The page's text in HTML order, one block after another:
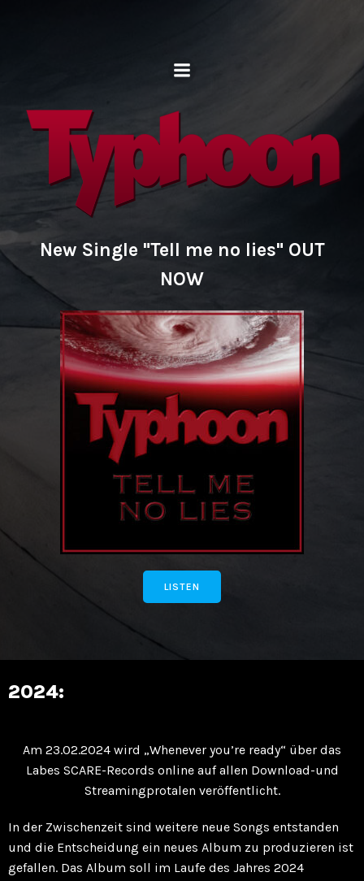
New Single "Tell me no lies" OUT
NOW
LISTEN
2024:
Am 23.02.2024 wird „Whenever you’re ready“ über das
Labes SCARE-Records online auf allen Download-und
Streamingprotalen veröffentlicht.
In der Zwischenzeit sind weitere neue Songs entstanden
und die Entscheidung ein neues Album zu produzieren ist
gefallen. Das Album soll im Laufe des Jahres 2024